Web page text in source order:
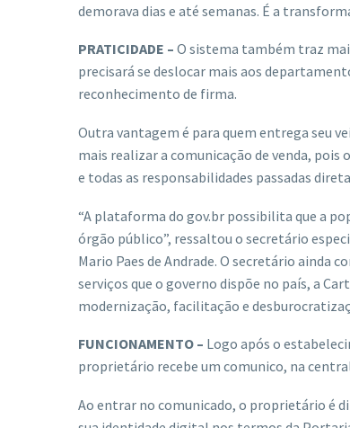
demorava dias e até semanas. É a
PRATICIDADE – O sistema também traz
precisará se deslocar mais aos
reconhecimento de firma.
Outra vantagem é para quem entrega seu
mais realizar a comunicação de venda,
e todas as responsabilidades passadas
“A plataforma do gov.br possibilita que a
órgão público”, ressaltou o secretário
Mario Paes de Andrade. O secretário ainda
serviços que o governo dispõe no país, a
modernização, facilitação e
FUNCIONAMENTO – Logo após o
proprietário recebe um comunico, na
Ao entrar no comunicado, o proprietário é